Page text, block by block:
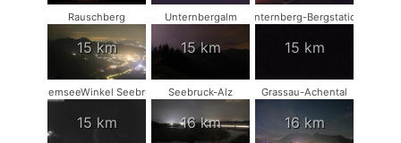
Rauschberg
15 km
Unternbergalm
15 km
Unternberg-Bergstation
15 km
ChiemseeWinkel Seebruck
15 km
Seebruck-Alz
16 km
Grassau-Achental
16 km